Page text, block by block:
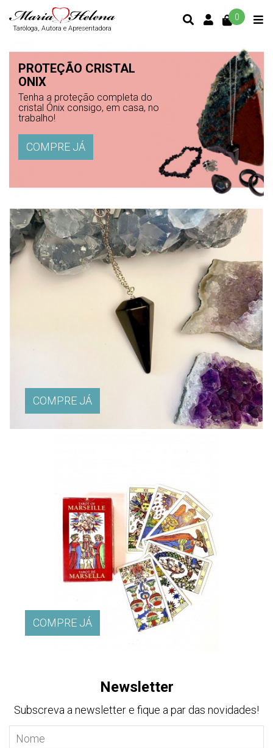
Taróloga, Autora e Apresentadora
CONTA DE
0
PROTEÇÃO CRISTAL
ONIX
Tenha a proteção completa do
cristal Ónix consigo, em casa, no
trabalho!
COMPRE JÁ
COMPRE JÁ
COMPRE JÁ
Newsletter
Subscreva a newsletter e fique a par das novidades!